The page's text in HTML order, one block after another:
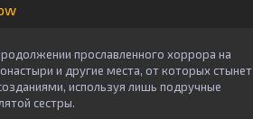
прославленного хоррора на
и другие места, от которых стынет
используя лишь подручные
сестры.